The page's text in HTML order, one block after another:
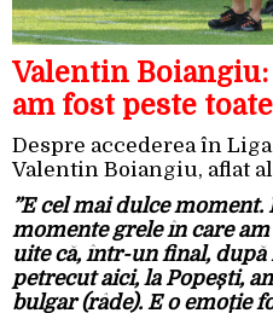
Valentin Boiangiu:
am fost peste
Despre accederea în
Valentin Boiangiu, aflat
”E cel mai dulce moment.
momente grele în care
uite că, într-un final, după
petrecut aici, la Popești,
bulgar (râde). E o emoție